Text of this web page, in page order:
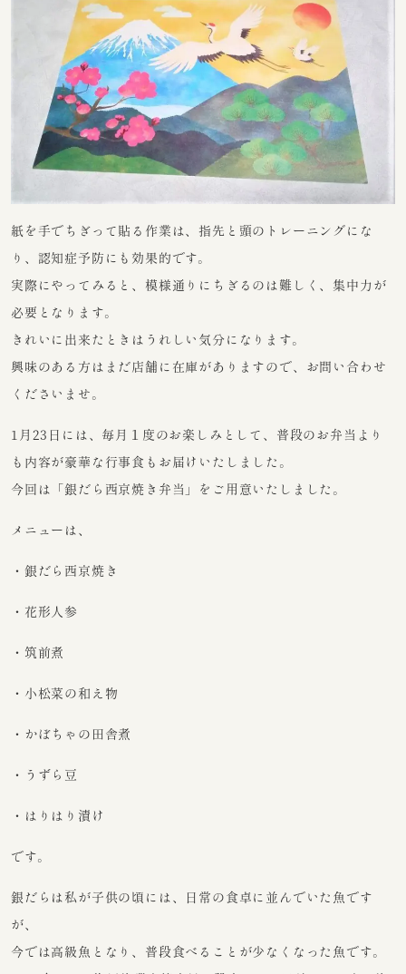
紙を手でちぎって貼る作業は、指先と頭のトレーニングにな
り、認知症予防にも効果的です。
実際にやってみると、模様通りにちぎるのは難しく、集中力が
必要となります。
きれいに出来たときはうれしい気分になります。
興味のある方はまだ店舗に在庫がありますので、お問い合わせ
くださいませ。
1月23日には、毎月１度のお楽しみとして、普段のお弁当より
も内容が豪華な行事食もお届けいたしました。
今回は「銀だら西京焼き弁当」をご用意いたしました。
メニューは、
・銀だら西京焼き
・花形人参
・筑前煮
・小松菜の和え物
・かぼちゃの田舎煮
・うずら豆
・はりはり漬け
です。
銀だらは私が子供の頃には、日常の食卓に並んでいた魚です
が、
今では高級魚となり、普段食べることが少なくなった魚です。